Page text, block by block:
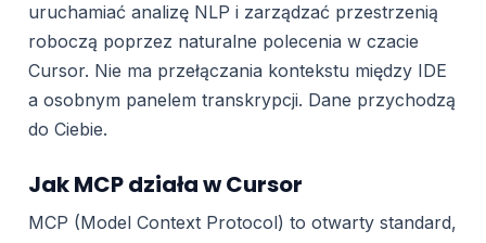
uruchamiać analizę NLP i zarządzać przestrzenią
roboczą poprzez naturalne polecenia w czacie
Cursor. Nie ma przełączania kontekstu między IDE
a osobnym panelem transkrypcji. Dane przychodzą
do Ciebie.
Jak MCP działa w Cursor
MCP (Model Context Protocol) to otwarty standard,